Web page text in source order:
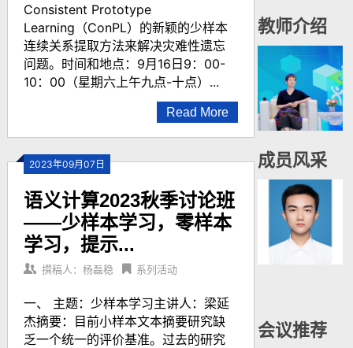
Consistent Prototype
Learning（ConPL）的新颖的少样本
连续关系提取方法来解决灾难性遗忘
问题。时间和地点：9月16日9：00-
10：00（星期六上午九点-十点）...
Read More
2023年09月07日
语义计算2023秋季讨论班
——少样本学习，零样本
学习，提示...
撰稿人：杨磊稳 系列活动
一、 主题：少样本学习主讲人：梁延
杰摘要：目前小样本文本摘要研究缺
乏一个统一的评价基准。过去的研究
教师介绍
成员风采
会议推荐